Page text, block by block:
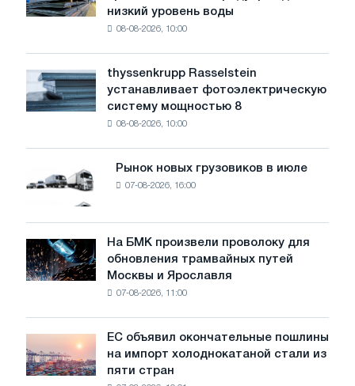
предложения
промышленность
предупреждает:
воды
угрожает
низкий уровень воды
08-08-2026, 10:00
thyssenkrupp
Rasselstein
устанавливает
фотоэлектрическую
целей
обезуглероживания
thyssenkrupp Rasselstein
устанавливает фотоэлектрическую
систему мощностью 8
08-08-2026, 10:00
Рынок
новых
грузовиков
в
июле
Рынок новых грузовиков в июле
07-08-2026, 16:00
На
БМК
произвели
трамвайных
путей
На БМК произвели проволоку для
обновления трамвайных путей
Москвы и Ярославля
07-08-2026, 11:00
объявил
окончательные
ЕС объявил окончательные пошлины
на импорт холоднокатаной стали из
пяти стран